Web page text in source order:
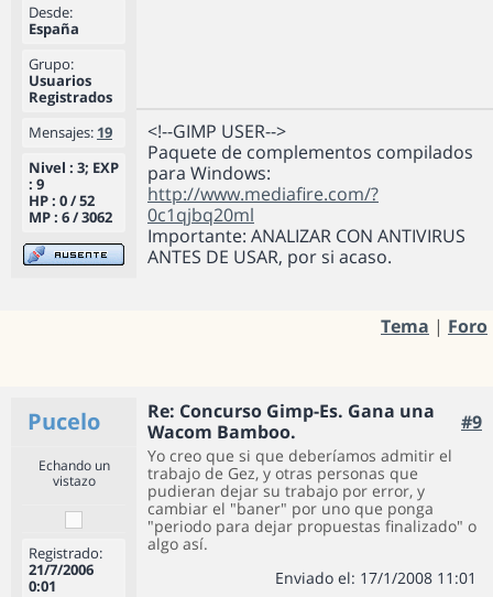
Desde:
España
Grupo:
Usuarios
Registrados
Mensajes: 19
Nivel : 3; EXP
: 9
HP : 0 / 52
MP : 6 / 3062
<!--GIMP USER-->
Paquete de complementos compilados
para Windows:
http://www.mediafire.com/?
0c1qjbq20ml
Importante: ANALIZAR CON ANTIVIRUS
ANTES DE USAR, por si acaso.
Tema | Foro
Pucelo
Re: Concurso Gimp-Es. Gana una
Wacom Bamboo.
#9
Echando un
vistazo
Registrado:
21/7/2006
0:01
Yo creo que si que deberíamos admitir el
trabajo de Gez, y otras personas que
pudieran dejar su trabajo por error, y
cambiar el "baner" por uno que ponga
"periodo para dejar propuestas finalizado" o
algo así.
Enviado el: 17/1/2008 11:01